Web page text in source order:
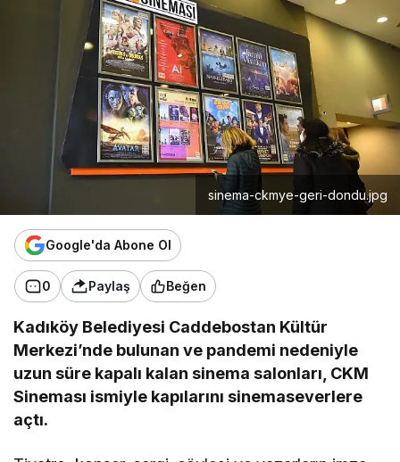
sinema-ckmye-geri-dondu.jpg
Google'da Abone Ol
0 Paylaş Beğen
Kadıköy Belediyesi Caddebostan Kültür
Merkezi’nde bulunan ve pandemi nedeniyle
uzun süre kapalı kalan sinema salonları, CKM
Sineması ismiyle kapılarını sinemaseverlere
açtı.